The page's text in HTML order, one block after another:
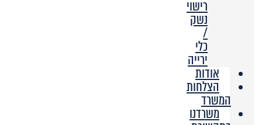
רישוי
נשק
/
כלי
ירייה
אודות
הצלחות
המשרד
משרדנו